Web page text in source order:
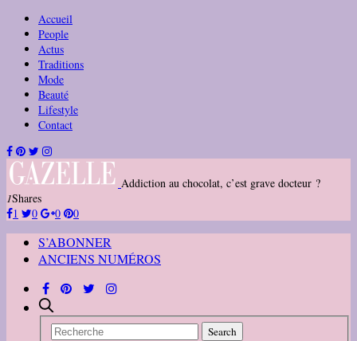
Accueil
People
Actus
Traditions
Mode
Beauté
Lifestyle
Contact
Addiction au chocolat, c’est grave docteur ?
1Shares
1
0 0 0
S’ABONNER
ANCIENS NUMÉROS